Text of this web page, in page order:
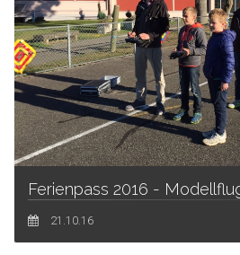
Ferienpass 2016 -
21.10.16